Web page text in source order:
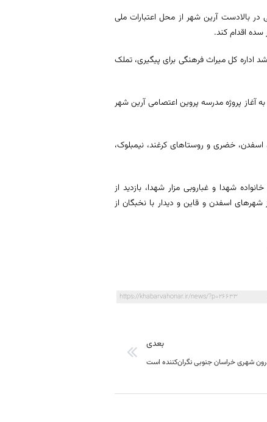
بالادست آرین شهر از محل اعتبارات ملی
اقدام کند.
شهر قاین مقرر شد اداره کل میراث فرهنگی برای پیگیری، تملک
و تجهیز مدارس استان ظرف ۱۰ روز آینده نسبت به آغاز پروژه مدرسه پروین اعتصامی آرین شهر
خضری و روستاهای کرغند، نیمبلوک،
شهدا و غباروبی مزار شهدا، بازدید از
اسفدن و قاین و دیدار با نخبگان از
https://khabarvahonar.ir/news/?p=26633
بعدی
شهری خراسان جنوبی نگران‌کننده است